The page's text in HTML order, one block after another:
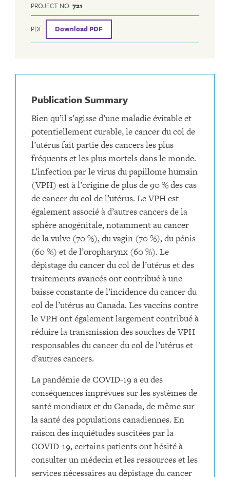
PROJECT NO: 721
PDF: Download PDF
Publication Summary
Bien qu’il s’agisse d’une maladie évitable et
potentiellement curable, le cancer du col de
l’utérus fait partie des cancers les plus
fréquents et les plus mortels dans le monde.
L’infection par le virus du papillome humain
(VPH) est à l’origine de plus de 90 % des cas
de cancer du col de l’utérus. Le VPH est
également associé à d’autres cancers de la
sphère anogénitale, notamment au cancer
de la vulve (70 %), du vagin (70 %), du pénis
(60 %) et de l’oropharynx (60 %). Le
dépistage du cancer du col de l’utérus et des
traitements avancés ont contribué à une
baisse constante de l’incidence du cancer du
col de l’utérus au Canada. Les vaccins contre
le VPH ont également largement contribué à
réduire la transmission des souches de VPH
responsables du cancer du col de l’utérus et
d’autres cancers.
La pandémie de COVID-19 a eu des
conséquences imprévues sur les systèmes de
santé mondiaux et du Canada, de même sur
la santé des populations canadiennes. En
raison des inquiétudes suscitées par la
COVID-19, certains patients ont hésité à
consulter un médecin et les ressources et les
services nécessaires au dépistage du cancer